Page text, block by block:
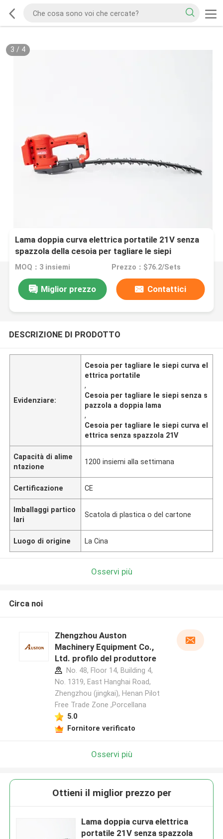
Lasciate un messaggio
Ti richiameremo presto!
3 / 4
Lama doppia curva elettrica portatile 21V senza
spazzola della cesoia per tagliare le siepi
MOQ：3 insiemi Prezzo：$76.2/Sets
Miglior prezzo Contattici
DESCRIZIONE DI PRODOTTO
Evidenziare:
Cesoia per tagliare le siepi curva el
ettrica portatile
,
Cesoia per tagliare le siepi senza s
pazzola a doppia lama
,
Cesoia per tagliare le siepi curva el
ettrica senza spazzola 21V
Capacità di alime
ntazione
1200 insiemi alla settimana
Certificazione CE
Imballaggi partico
lari
Scatola di plastica o del cartone
Luogo di origine La Cina
Osservi più
Circa noi
Zhengzhou Auston
Machinery Equipment Co.,
Ltd. profilo del produttore
No. 48, Floor 14, Building 4,
No. 1319, East Hanghai Road,
Zhengzhou (jingkai), Henan Pilot
Free Trade Zone ,Porcellana
5.0
Fornitore verificato
Osservi più
Ottieni il miglior prezzo per
Lama doppia curva elettrica
portatile 21V senza spazzola